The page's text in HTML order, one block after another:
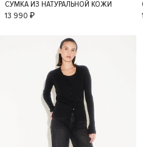
S
СУМКА ИЗ НАТУРАЛЬНОЙ КОЖИ
13 990 ₽